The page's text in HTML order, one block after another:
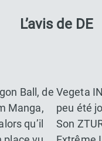
L’avis de DE
Ball, de
Manga,
qu’il
Vegeta
peu été
Son